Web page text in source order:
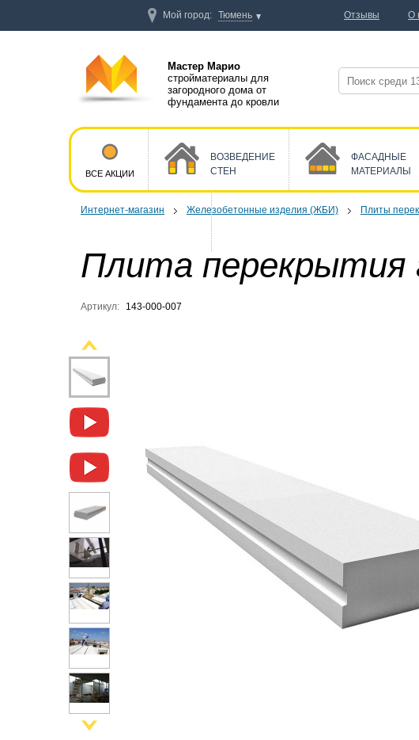
Интернет-магазин Железобетонные изделия (ЖБИ) Плиты
Плита перекрытия
Артикул: 143-000-007
Мастер Марио
стройматериалы для
загородного дома от
фундамента до кровли
ВСЕ АКЦИИ
ВОЗВЕДЕНИЕ
СТЕН
ФАСАДНЫЕ
МАТЕРИАЛЫ
Мой город: Тюмень Отзывы О